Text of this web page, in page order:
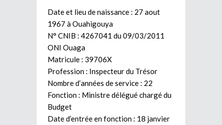
Date et lieu de naissance : 27 aout
1967 à Ouahigouya
N° CNIB : 4267041 du 09/03/2011
ONI Ouaga
Matricule : 39706X
Profession : Inspecteur du Trésor
Nombre d’années de service : 22
Fonction : Ministre délégué chargé du
Budget
Date d’entrée en fonction : 18 janvier